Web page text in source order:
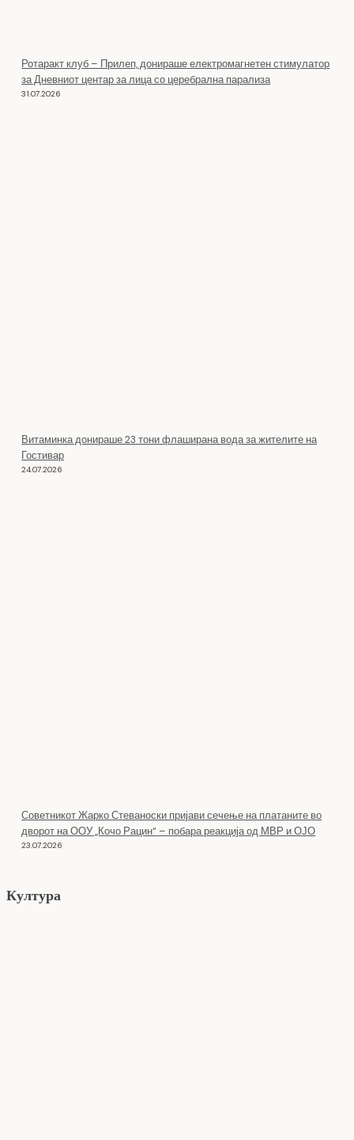
Ротаракт клуб – Прилеп, донираше електромагнетен стимулатор
за Дневниот центар за лица со церебрална парализа
31.07.2026
Витаминка донираше 23 тони флаширана вода за жителите на
Гостивар
24.07.2026
Советникот Жарко Стеваноски пријави сечење на платаните во
дворот на ООУ „Кочо Рацин“ – побара реакција од МВР и ОЈО
23.07.2026
Култура